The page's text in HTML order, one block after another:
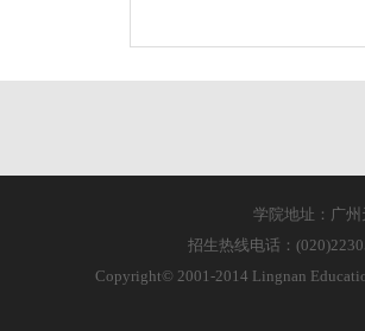
学院地址：广
招生热线电话：
Copyright© 2001-2014 Lingnan